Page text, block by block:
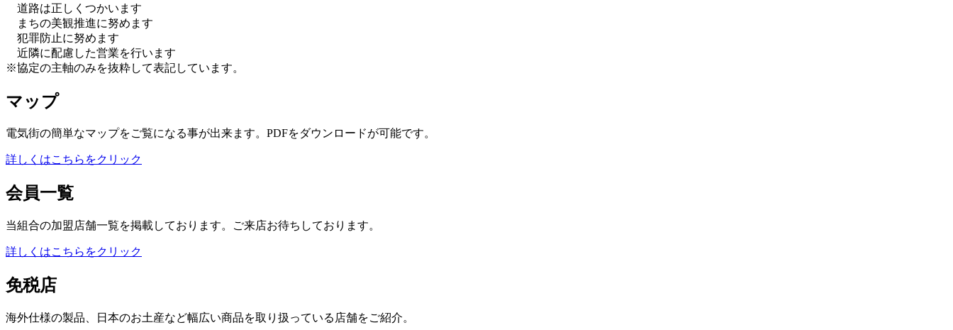
道路は正しくつかいます
まちの美観推進に努めます
犯罪防止に努めます
近隣に配慮した営業を行います
※協定の主軸のみを抜粋して表記しています。
マップ
電気街の簡単なマップをご覧になる事が出来ます。PDFをダウンロードが可能です。
詳しくはこちらをクリック
会員一覧
当組合の加盟店舗一覧を掲載しております。ご来店お待ちしております。
詳しくはこちらをクリック
免税店
海外仕様の製品、日本のお土産など幅広い商品を取り扱っている店舗をご紹介。